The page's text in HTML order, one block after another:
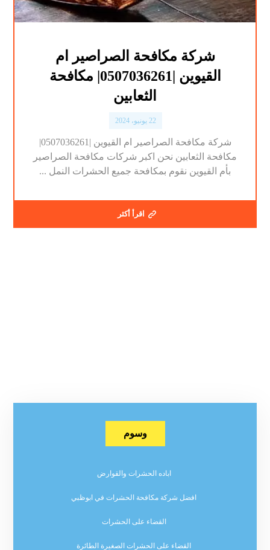
شركة مكافحة الصراصير ام
القيوين |0507036261| مكافحة
الثعابين
22 يونيو، 2024
شركة مكافحة الصراصير ام القيوين |0507036261|
مكافحة الثعابين نحن اكبر شركات مكافحة الصراصير
بأم القيوين نقوم بمكافحة جميع الحشرات النمل ...
اقرأ أكثر
وسوم
اباده الحشرات والقوارض
افضل شركة مكافحة الحشرات في ابوظبي
القضاء على الحشرات
القضاء على الحشرات الصغيرة الطائرة